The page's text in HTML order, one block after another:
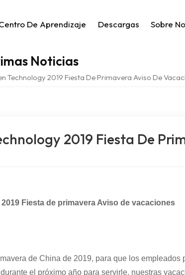
De Aprendizaje Descargas Sobre
Noticias
Technology 2019 Fiesta De Primavera Aviso De
2019 Fiesta De
Fiesta de primavera Aviso de vacaciones
de China de 2019, para que los empleados
el próximo año para servirle, nuestras